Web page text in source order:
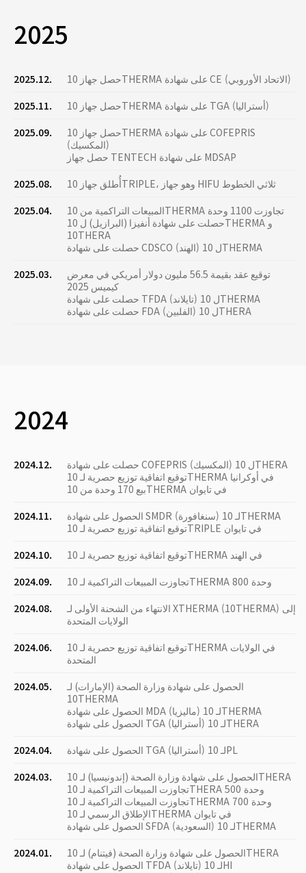
2025
2025.12.
حصل جهاز 10THERMA على شهادة CE (الاتحاد الأوروبي)
2025.11.
حصل جهاز 10THERMA على شهادة TGA (أستراليا)
2025.09.
حصل جهاز 10THERMA على شهادة COFEPRIS
(المكسيك)
حصل جهاز TENTECH على شهادة MDSAP
2025.08.
أُطلق جهاز 10TRIPLE، وهو جهاز HIFU ثلاثي الخطوط
2025.04.
المبيعات التراكمية من 10THERMA تجاوزت 1100 وحدة
حصلت على شهادة أنفيزا (البرازيل) ل 10THERMA و
10THERA
حصلت على شهادة CDSCO (الهند) ل 10THERMA
2025.03.
توقيع عقد بقيمة 56.5 مليون دولار أمريكي في معرض
كيميس 2025
حصلت على شهادة TFDA (تايلاند) ل 10THERMA
حصلت على شهادة FDA (الفلبين) ل 10THERA
2024
2024.12.
حصلت على شهادة COFEPRIS (المكسيك) ل 10THERA
توقيع اتفاقية توزيع حصرية لـ 10THERMA في أوكرانيا
بيع 170 وحدة من 10THERMA في تايوان
2024.11.
الحصول على شهادة SMDR (سنغافورة) لـ 10THERMA
توقيع اتفاقية توزيع حصرية لـ 10TRIPLE في تايوان
2024.10.
توقيع اتفاقية توزيع حصرية لـ 10THERMA في الهند
2024.09.
تجاوزت المبيعات التراكمية لـ 10THERMA 800 وحدة
2024.08.
الانتهاء من الشحنة الأولى لـ XTHERMA (10THERMA) إلى
الولايات المتحدة
2024.06.
توقيع اتفاقية توزيع حصرية لـ 10THERMA في الولايات
المتحدة
2024.05.
الحصول على شهادة وزارة الصحة (الإمارات) لـ
10THERMA
الحصول على شهادة MDA (ماليزيا) لـ 10THERMA
الحصول على شهادة TGA (أستراليا) لـ 10THERA
2024.04.
الحصول على شهادة TGA (أستراليا) لـ 10PL
2024.03.
الحصول على شهادة وزارة الصحة (إندونيسيا) لـ 10THERA
تجاوزت المبيعات التراكمية لـ 10THERA 500 وحدة
تجاوزت المبيعات التراكمية لـ 10THERMA 700 وحدة
الإطلاق الرسمي لـ 10THERMA في تايوان
الحصول على شهادة SFDA (السعودية) لـ 10THERMA
2024.01.
الحصول على شهادة وزارة الصحة (فيتنام) لـ 10THERA
الحصول على شهادة TFDA (تايلاند) لـ 10HI